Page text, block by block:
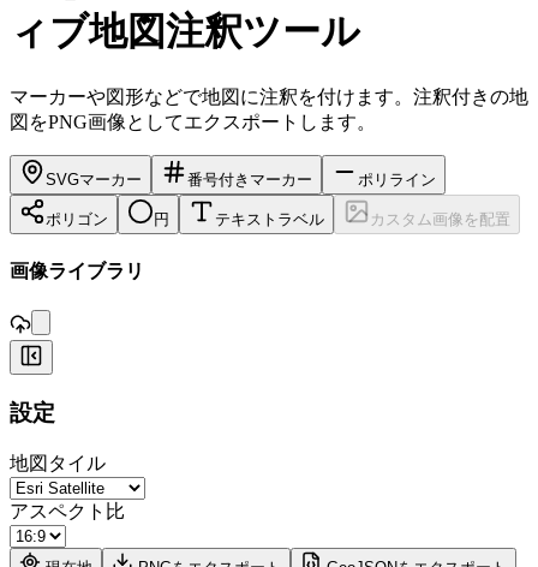
ィブ地図注釈ツール
マーカーや図形などで地図に注釈を付けます。注釈付きの地
図をPNG画像としてエクスポートします。
SVGマーカー 番号付きマーカー ポリライン
ポリゴン 円 テキストラベル カスタム画像を配置
画像ライブラリ
+
設定
地図タイル
アスペクト比